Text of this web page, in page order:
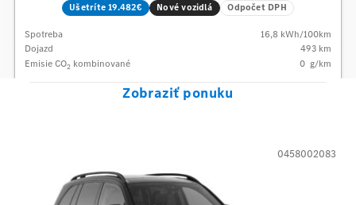
Ušetríte 19.482€ Nové vozidlá Odpočet DPH
Spotreba 16,8 kWh/100km
Dojazd
493 km
Emisie CO2 kombinované 0 g/km
Zobraziť ponuku
0458002083